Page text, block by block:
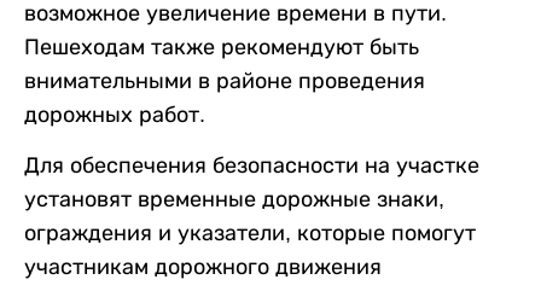
возможное увеличение времени в пути.
Пешеходам также рекомендуют быть
внимательными в районе проведения
дорожных работ.
Для обеспечения безопасности на участке
установят временные дорожные знаки,
ограждения и указатели, которые помогут
участникам дорожного движения